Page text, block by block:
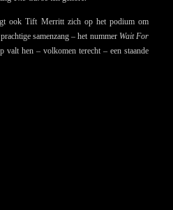
ook Tift Merritt zich op het podium om
samenzang – het nummer Wait For
valt hen – volkomen terecht – een staande